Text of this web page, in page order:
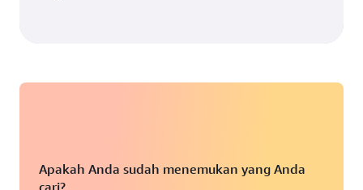
Apakah Anda sudah menemukan yang Anda
cari?